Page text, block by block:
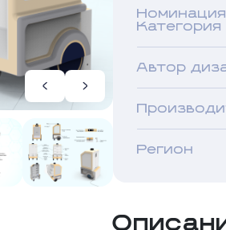
Категория
Автор
Регион